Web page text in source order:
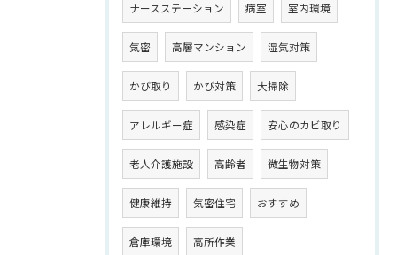
ナースステーション 病室 室内環境
気密 高層マンション 湿気対策
かび取り かび対策 大掃除
アレルギー症 感染症 安心のカビ取り
老人介護施設 高齢者 微生物対策
健康維持 気密住宅 おすすめ
倉庫環境 高所作業